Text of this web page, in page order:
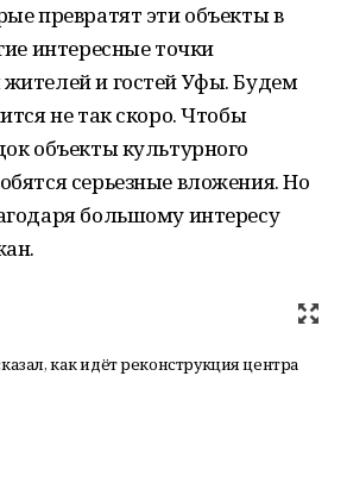
превратят эти объекты в
интересные точки
и гостей Уфы. Будем
не так скоро. Чтобы
объекты культурного
серьезные вложения. Но
большому интересу
как идёт реконструкция центра